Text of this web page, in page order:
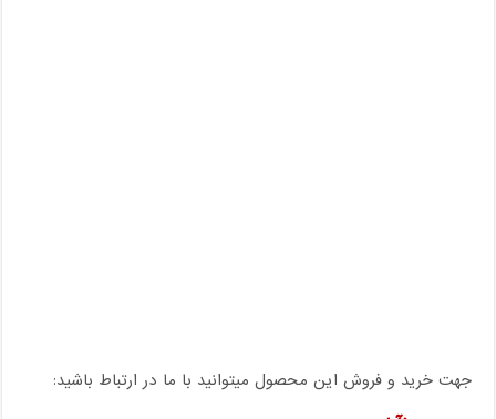
جهت خرید و فروش این محصول میتوانید با ما در ارتباط باشید: